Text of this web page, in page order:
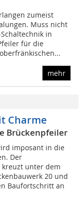
zumeist
Muss nicht
in
für die
mehr
Charme
Brückenpfeiler
imposant in die
Der
unter dem
20 und
Baufortschritt an